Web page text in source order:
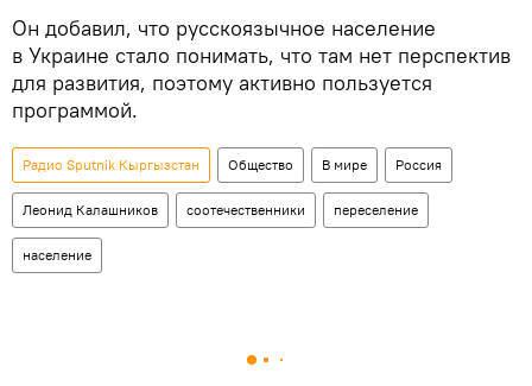
Он добавил, что русскоязычное население
в Украине стало понимать, что там нет перспектив
для развития, поэтому активно пользуется
программой.
Радио Sputnik Кыргызстан Общество В мире Россия
Леонид Калашников соотечественники переселение
население